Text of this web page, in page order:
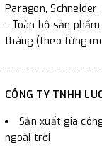
Paragon, Schneider,
- Toàn bộ sản
tháng (theo từng
CÔNG TY TNHH
Sản xuất gia
ngoài trời